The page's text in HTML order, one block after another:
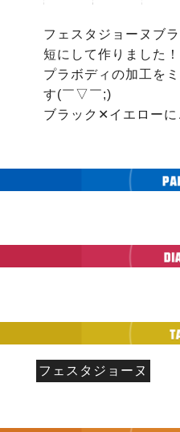
フェスタジョーヌブ
短にして作りました！
プラボディの加工を
す(￣▽￣;)
ブラック✕イエローに
フェスタジョーヌ